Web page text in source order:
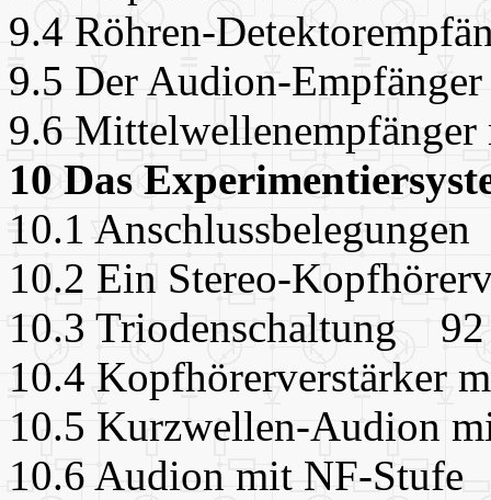
9.4 Röhren-
9.5 Der Audion-
9.6
10 Das
10.1
10.2 Ein Stereo-
10.3 Triodenschaltung 92
10.4 Kopfhörerverstärker
10.5 Kurzwellen-Audion
10.6 Audion mit NF-